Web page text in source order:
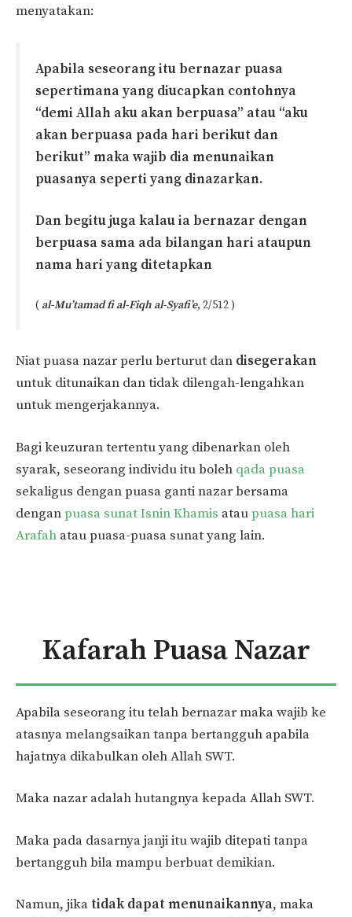
menyatakan:
Apabila seseorang itu bernazar puasa
sepertimana yang diucapkan contohnya
“demi Allah aku akan berpuasa” atau “aku
akan berpuasa pada hari berikut dan
berikut” maka wajib dia menunaikan
puasanya seperti yang dinazarkan.
Dan begitu juga kalau ia bernazar dengan
berpuasa sama ada bilangan hari ataupun
nama hari yang ditetapkan
( al-Mu’tamad fi al-Fiqh al-Syafi’e, 2/512 )
Niat puasa nazar perlu berturut dan disegerakan
untuk ditunaikan dan tidak dilengah-lengahkan
untuk mengerjakannya.
Bagi keuzuran tertentu yang dibenarkan oleh
syarak, seseorang individu itu boleh qada puasa
sekaligus dengan puasa ganti nazar bersama
denganpuasa sunat Isnin Khamis ataupuasa hari
Arafah atau puasa-puasa sunat yang lain.
Kafarah Puasa Nazar
Apabila seseorang itu telah bernazar maka wajib ke
atasnya melangsaikan tanpa bertangguh apabila
hajatnya dikabulkan oleh Allah SWT.
Maka nazar adalah hutangnya kepada Allah SWT.
Maka pada dasarnya janji itu wajib ditepati tanpa
bertangguh bila mampu berbuat demikian.
Namun, jika tidak dapat menunaikannya, maka